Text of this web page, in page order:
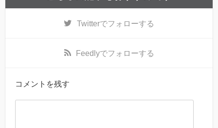
Twitterでフォローする
Feedlyでフォローする
コメントを残す